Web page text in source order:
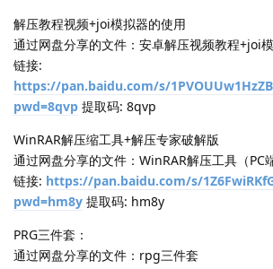
解压教程视频+joi模拟器的使用
通过网盘分享的文件：安卓解压视频教程+joi
链接:
https://pan.baidu.com/s/
pwd=8qvp 提取码: 8qvp
WinRAR解压缩工具+解压专家破解版
通过网盘分享的文件：WinRAR解压工具（PC
链接: https://pan.baidu.com/s/
pwd=hm8y 提取码: hm8y
PRG三件套：
通过网盘分享的文件：rpg三件套